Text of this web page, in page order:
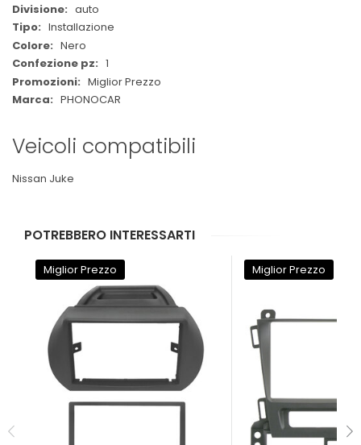
auto
Installazione
Nero
1
Miglior Prezzo
PHONOCAR
Veicoli compatibili
Nissan Juke
POTREBBERO INTERESSARTI
Miglior Prezzo Miglior Prezzo